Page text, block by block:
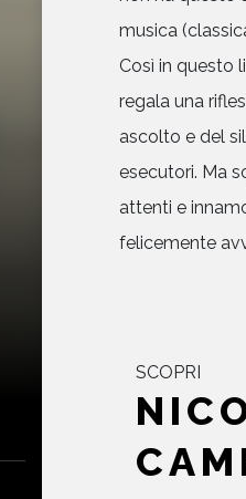
musica
Così in questo
regala una
ascolto e del
esecutori. Ma
attenti e
felicemente
SCOPRI